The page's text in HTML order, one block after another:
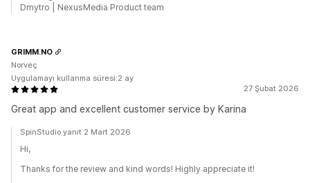
Dmytro | NexusMedia Product team
27 Şubat 2026
Great app and excellent customer service by Karina
GRIMM.NO
Norveç
Uygulamayı kullanma süresi:2 ay
SpinStudio yanıt 2 Mart 2026
Hi,
Thanks for the review and kind words! Highly appreciate it!